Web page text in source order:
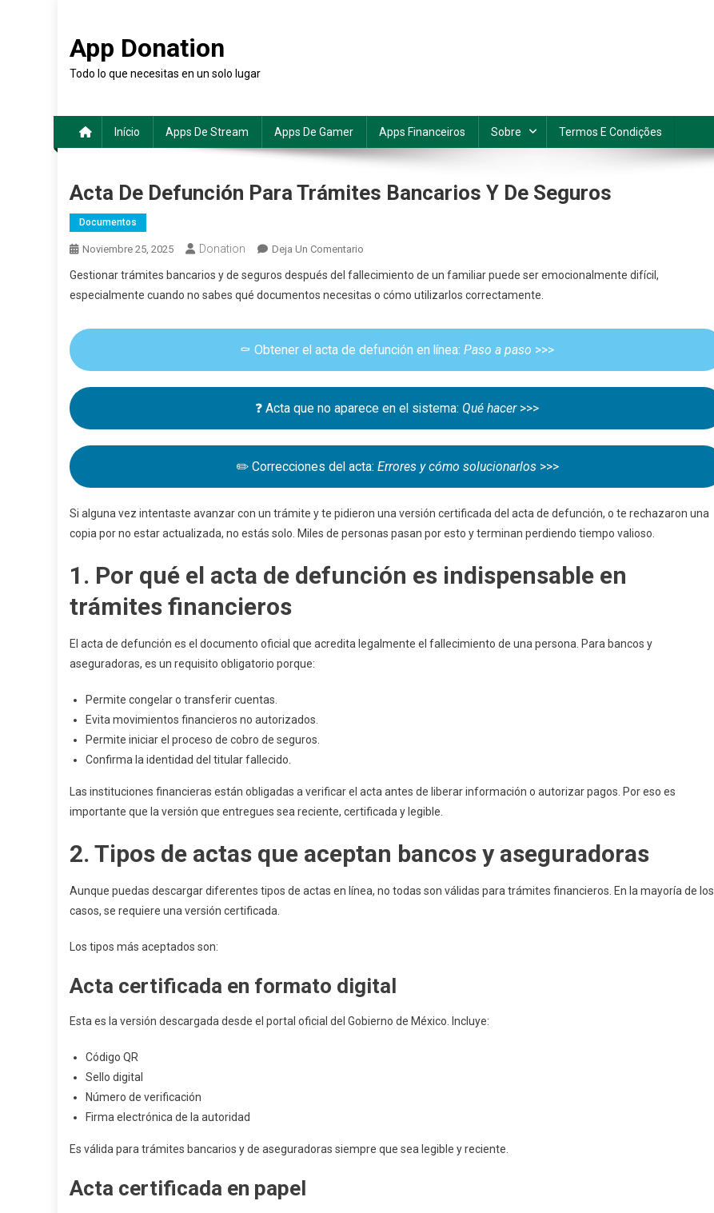
contenido
App Donation
Todo lo que necesitas en un solo lugar
Início Apps De Stream Apps De Gamer Apps Financeiros Sobre Termos E Condições
Acta De Defunción Para Trámites Bancarios Y De Seguros
Documentos
Noviembre 25, 2025 Donation Deja Un Comentario
Seguros
Gestionar trámites bancarios y de seguros después del fallecimiento de un familiar puede ser emocionalmente difícil,
especialmente cuando no sabes qué documentos necesitas o cómo utilizarlos correctamente.
⚰️ Obtener el acta de defunción en línea: Paso a paso >>>
❓ Acta que no aparece en el sistema: Qué hacer>>>
✏️ Correcciones del acta: Errores y cómo solucionarlos>>>
Si alguna vez intentaste avanzar con un trámite y te pidieron una versión certificada del acta de defunción, o te rechazaron una
copia por no estar actualizada, no estás solo. Miles de personas pasan por esto y terminan perdiendo tiempo valioso.
1. Por qué el acta de defunción es indispensable en
trámites financieros
El acta de defunción es el documento oficial que acredita legalmente el fallecimiento de una persona. Para bancos y
aseguradoras, es un requisito obligatorio porque:
Permite congelar o transferir cuentas.
Evita movimientos financieros no autorizados.
Permite iniciar el proceso de cobro de seguros.
Confirma la identidad del titular fallecido.
Las instituciones financieras están obligadas a verificar el acta antes de liberar información o autorizar pagos. Por eso es
importante que la versión que entregues sea reciente, certificada y legible.
2. Tipos de actas que aceptan bancos y aseguradoras
Aunque puedas descargar diferentes tipos de actas en línea, no todas son válidas para trámites financieros. En la mayoría de los
casos, se requiere una versión certificada.
Los tipos más aceptados son:
Acta certificada en formato digital
Esta es la versión descargada desde el portal oficial del Gobierno de México. Incluye:
Código QR
Sello digital
Número de verificación
Firma electrónica de la autoridad
Es válida para trámites bancarios y de aseguradoras siempre que sea legible y reciente.
Acta certificada en papel